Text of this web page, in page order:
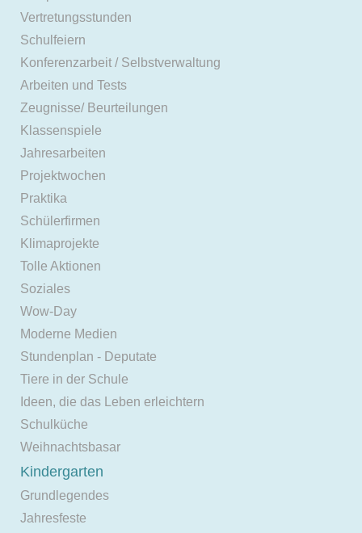
Vertretungsstunden
Schulfeiern
Konferenzarbeit / Selbstverwaltung
Arbeiten und Tests
Zeugnisse/ Beurteilungen
Klassenspiele
Jahresarbeiten
Projektwochen
Praktika
Schülerfirmen
Klimaprojekte
Tolle Aktionen
Soziales
Wow-Day
Moderne Medien
Stundenplan - Deputate
Tiere in der Schule
Ideen, die das Leben erleichtern
Schulküche
Weihnachtsbasar
Kindergarten
Grundlegendes
Jahresfeste